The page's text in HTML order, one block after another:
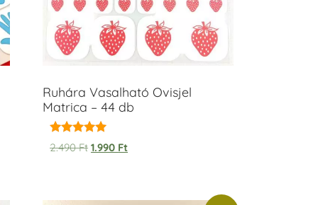
Ruhára Vasalható Ovisjel
Matrica – 44 db
Értékelés:
5.00
2.490Ft 1.990 Ft